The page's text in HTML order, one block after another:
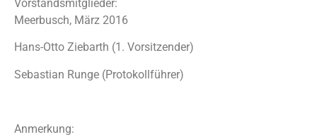
Vorstandsmitglieder:
Meerbusch, März 2016
Hans-Otto Ziebarth (1. Vorsitzender)
Sebastian Runge (Protokollführer)
Anmerkung: